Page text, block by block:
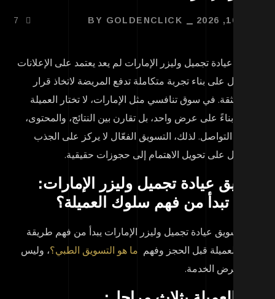
BYGOLDENCLICK
عيادة تجميل وليزر الإمارات لم يعد يعتمد على الإعلانات
بل على بناء تجربة متكاملة تدفع المريضة لاتخاذ قرار
بثقة. في سوق تنافسي مثل الإمارات، لا تختار العميلة
بناءً على عرض واحد، بل تقارن بين النتائج، والمحتوى،
التواصل. لذلك، التسويق الفعّال لا يركز على الجذب
بل على تحويل الاهتمام إلى حجوزات حقيقية.
عيادة تجميل وليزر الإمارات:
تبدأ من فهم سلوك العميلة؟
تسويق عيادة تجميل وليزر الإمارات يبدأ من فهم طريقة
العميلة قبل الحجز وفهم ما هو التسويق الطبي؟، وليس
عرض الخدمة.